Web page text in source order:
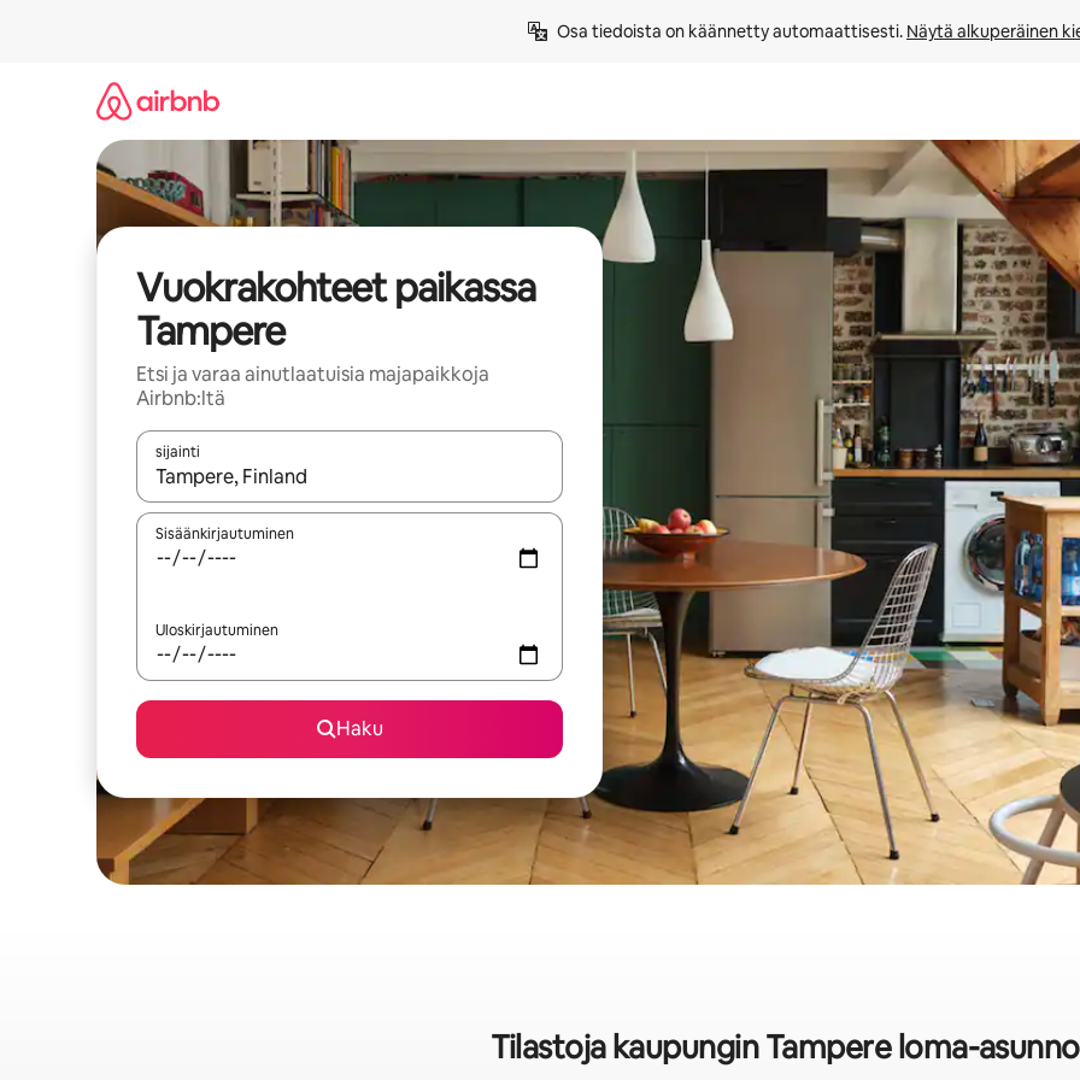
Osa tiedoista on käännetty automaattisesti. Näytä alkuperäinen
Vuokrakohteet paikassa
Tampere
Etsi ja varaa ainutlaatuisia majapaikkoja
Airbnb:ltä
sijainti
Kun tulokset ovat saatavilla, navigoi ylös- ja alas-nuolinäppäimillä tai tutustu koskettamalla tai pyyhkäisemällä.
Sisäänkirjautuminen
Uloskirjautuminen
Haku
Tilastoja kaupungin Tampere loma-